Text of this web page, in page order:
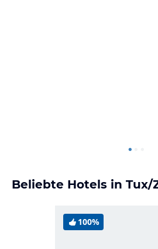
Beliebte Hotels in Tux/
100%